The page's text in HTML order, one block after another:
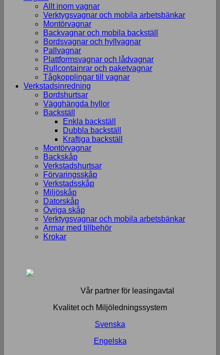
Allt inom vagnar
Verktygsvagnar och mobila arbetsbänkar
Montörvagnar
Backvagnar och mobila backställ
Bordsvagnar och hyllvagnar
Pallvagnar
Plattformsvagnar och lådvagnar
Rullcontainrar och paketvagnar
Tågkopplingar till vagnar
Verkstadsinredning
Bordshurtsar
Vägghängda hyllor
Backställ
Enkla backställ
Dubbla backställ
Kraftiga backställ
Montörvagnar
Backskåp
Verkstadshurtsar
Förvaringsskåp
Verkstadsskåp
Miljöskåp
Datorskåp
Övriga skåp
Verktygsvagnar och mobila arbetsbänkar
Armar med tillbehör
Krokar
Vår partner för leasingavtal
Kvalitet och Miljöledningssystem
Svenska
Engelska